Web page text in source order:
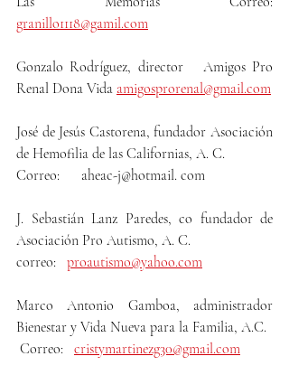
granillo1118@gamil.com
Gonzalo Rodríguez, director   Amigos Pro
Renal Dona Vida amigosprorenal@gmail.com
José de Jesús Castorena, fundador Asociación
de Hemofilia de las Californias, A. C.
Correo:      aheac-j@hotmail. com
J. Sebastián Lanz Paredes, co fundador de
Asociación Pro Autismo, A. C.
correo: proautismo@yahoo.com
Marco Antonio Gamboa, administrador
Bienestar y Vida Nueva para la Familia, A.C.
Correo: cristymartinezg30@gmail.com